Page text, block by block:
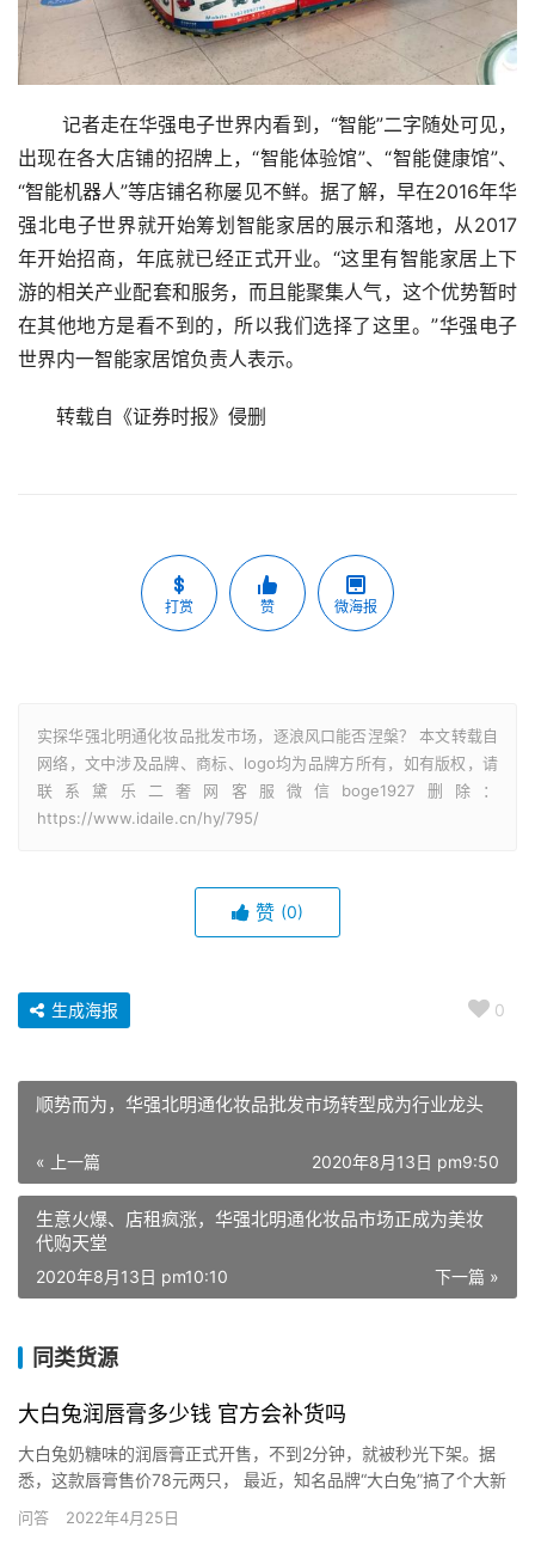
记者走在华强电子世界内看到，“智能”二字随处可见，
出现在各大店铺的招牌上，“智能体验馆”、“智能健康馆”、
“智能机器人”等店铺名称屡见不鲜。据了解，早在2016年华
强北电子世界就开始筹划智能家居的展示和落地，从2017
年开始招商，年底就已经正式开业。“这里有智能家居上下
游的相关产业配套和服务，而且能聚集人气，这个优势暂时
在其他地方是看不到的，所以我们选择了这里。”华强电子
世界内一智能家居馆负责人表示。
转载自《证券时报》侵删
打赏 赞 微海报
实探华强北明通化妆品批发市场，逐浪风口能否涅槃？ 本文转载自
网络，文中涉及品牌、商标、logo均为品牌方所有，如有版权，请
联系黛乐二奢网客服微信boge1927删除：
https://www.idaile.cn/hy/795/
赞 (0)
0
生成海报
顺势而为，华强北明通化妆品批发市场转型成为行业龙头
« 上一篇 2020年8月13日 pm9:50
生意火爆、店租疯涨，华强北明通化妆品市场正成为美妆
代购天堂
下一篇 »
2020年8月13日 pm10:10
同类货源
大白兔润唇膏多少钱 官方会补货吗
大白兔奶糖味的润唇膏正式开售，不到2分钟，就被秒光下架。据
悉，这款唇膏售价78元两只， 最近，知名品牌“大白兔”搞了个大新
闻，出了个奶糖味的唇膏，叫“大白兔奶糖味唇膏”。而“大白兔”三个
字，在我国不仅是一个“很大白兔子”的意思，也是一份情怀，这对一
问答 2022年4月25日